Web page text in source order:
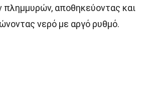
πλημμυρών, αποθηκεύοντας και
νερό με αργό ρυθμό.